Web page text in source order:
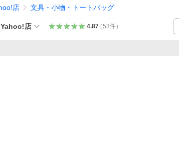
店 文具・小物・トートバッグ
店 4.87（53件）